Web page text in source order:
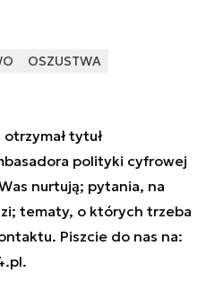
OSZUSTWA
tytuł
polityki cyfrowej
nurtują; pytania, na
tematy, o których trzeba
Piszcie do nas na:
.